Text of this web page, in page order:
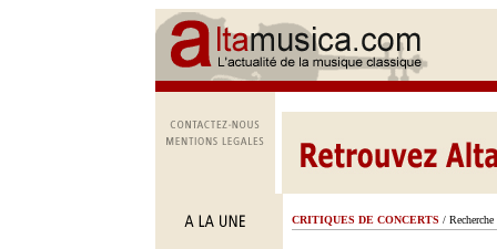
CRITIQUES DE CONCERTS / Recherche